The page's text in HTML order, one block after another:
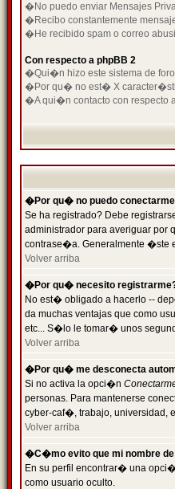
�No puedo enviar Mensajes
�Recibo constantemente
�He recibido spam o correo
Con respecto a phpBB 2
�Qui�n hizo este sistema de
�Por qu� no est� X
�A qui�n contacto con respecto
�Por qu� no puedo
Se ha registrado? Debe
administrador para averiguar por
contrase�a. Generalmente �ste
Volver arriba
�Por qu� necesito
No est� obligado a hacerlo --
da muchas ventajas que como
etc... S�lo le tomar� unos
Volver arriba
�Por qu� me desconecta
Si no activa la opci�n
personas. Para mantenerse
cyber-caf�, trabajo, universidad,
Volver arriba
�C�mo evito que mi nombre
En su perfil encontrar� una
como usuario oculto.